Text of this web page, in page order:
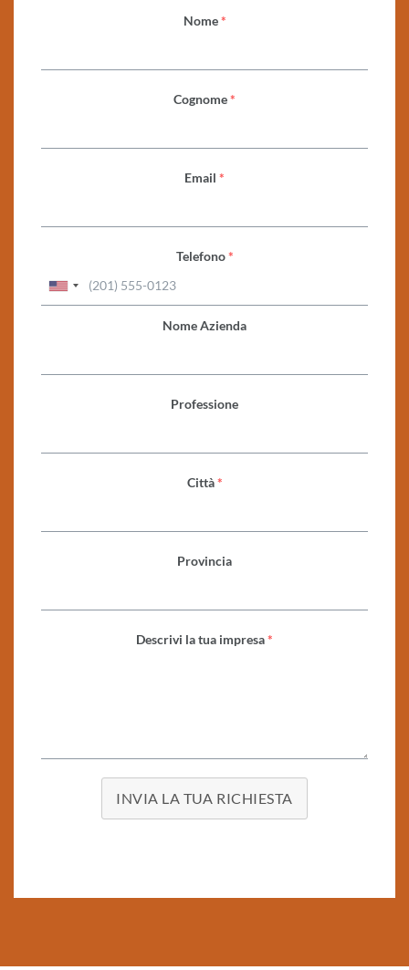
Nome *
Cognome*
Email *
Telefono *
Nome Azienda
Professione
Città *
Provincia
Descrivi la tua impresa*
INVIA LA TUA RICHIESTA